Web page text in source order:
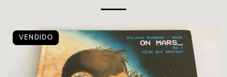
VENDIDO